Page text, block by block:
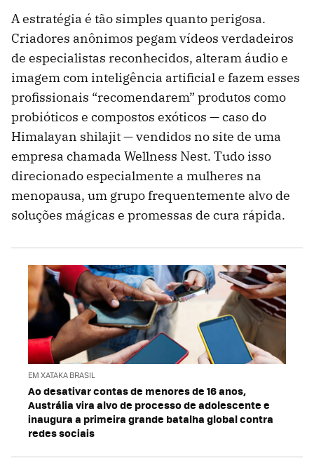
A estratégia é tão simples quanto perigosa.
Criadores anônimos pegam vídeos verdadeiros
de especialistas reconhecidos, alteram áudio e
imagem com inteligência artificial e fazem esses
profissionais “recomendarem” produtos como
probióticos e compostos exóticos — caso do
Himalayan shilajit — vendidos no site de uma
empresa chamada Wellness Nest. Tudo isso
direcionado especialmente a mulheres na
menopausa, um grupo frequentemente alvo de
soluções mágicas e promessas de cura rápida.
EM XATAKA BRASIL
Ao desativar contas de menores de 16 anos,
Austrália vira alvo de processo de adolescente e
inaugura a primeira grande batalha global contra
redes sociais